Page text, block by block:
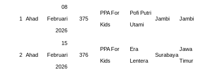
1 Ahad
08
Februari
2026
375
PPA For
Kids
Pofi Putri
Utami
Jambi Jambi
2 Ahad
15
Februari
2026
376
PPA For
Kids
Era
Lentera
Surabaya
Jawa
Timur